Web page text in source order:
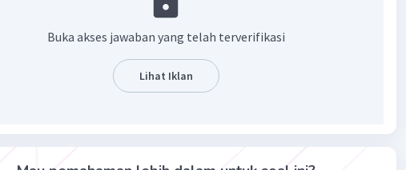
maksimum gelombang dari posisi setimbang.
1. Pernyataan 1 dan 2 menggambarkan bahwa gelombang P dan R
memiliki amplitudo yang lebih besar dari gelombang Q, tetapi
gelombang S bergetar dengan kecepatan yang berbeda-beda, tetapi
Buka akses jawaban yang telah terverifikasi
Lihat Iklan